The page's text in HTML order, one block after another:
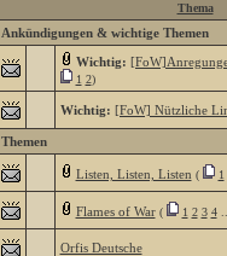
Thema
Ankündigungen & wichtige Themen
Wichtig:
1 2)
Wichtig: [FoW] Nützliche
Themen
Listen, Listen, Listen ( 1
Flames of War( 1 2 3 4
Orfis Deutsche